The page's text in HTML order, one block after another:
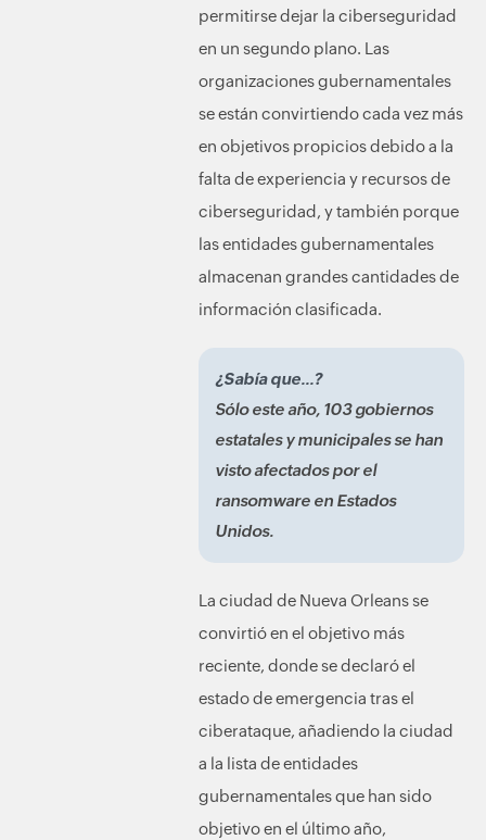
permitirse dejar la ciberseguridad
en un segundo plano. Las
organizaciones gubernamentales
se están convirtiendo cada vez más
en objetivos propicios debido a la
falta de experiencia y recursos de
ciberseguridad, y también porque
las entidades gubernamentales
almacenan grandes cantidades de
información clasificada.
¿Sabía que...?
Sólo este año, 103 gobiernos
estatales y municipales se han
visto afectados por el
ransomware en Estados
Unidos.
La ciudad de Nueva Orleans se
convirtió en el objetivo más
reciente, donde se declaró el
estado de emergencia tras el
ciberataque, añadiendo la ciudad
a la lista de entidades
gubernamentales que han sido
objetivo en el último año,